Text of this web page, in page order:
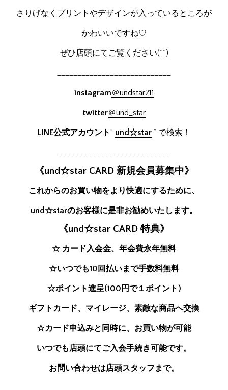
さりげなくプリントやデザインが入っているところが
かわいいですね♡
ぜひ店頭にてご覧ください(^^)
instagram＠undstar211
twitter＠und_star
LINE公式アカウント” und☆star” で検索！
《und☆star CARD 新規会員募集中》
これからのお買い物をより快適にするために、
und☆starのお客様に是非お勧めいたします。
《und☆star CARD 特典》
☆ カード入会金、年会費永年無料
☆いつでも10回払いまで手数料無料
☆ポイント進呈(100円で１ポイント)
ギフトカード、マイレージ、素敵な商品へ交換
☆カード申込みと同時に、お買い物が可能
いつでも店頭にてご入会手続き可能です。
お問い合わせは店頭スタッフまで。